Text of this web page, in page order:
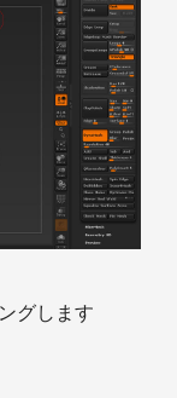
グします